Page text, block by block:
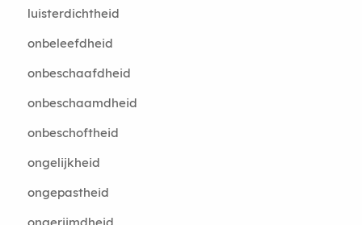
luisterdichtheid
onbeleefdheid
onbeschaafdheid
onbeschaamdheid
onbeschoftheid
ongelijkheid
ongepastheid
ongerijmdheid